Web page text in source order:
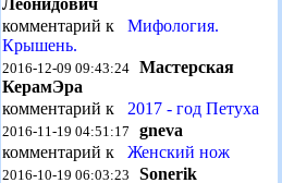
Леонидович
комментарий к Мифология.
Крышень.
2016-12-09 09:43:24 Мастерская
КерамЭра
комментарий к 2017 - год Петуха
2016-11-19 04:51:17 gneva
комментарий к Женский нож
2016-10-19 06:03:23 Sonerik